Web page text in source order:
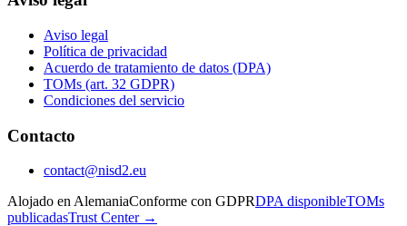
Aviso legal
Política de privacidad
Acuerdo de tratamiento de datos (DPA)
TOMs (art. 32 GDPR)
Condiciones del servicio
Contacto
contact@nisd2.eu
Alojado en AlemaniaConforme con GDPRDPA disponibleTOMs
publicadasTrust Center →